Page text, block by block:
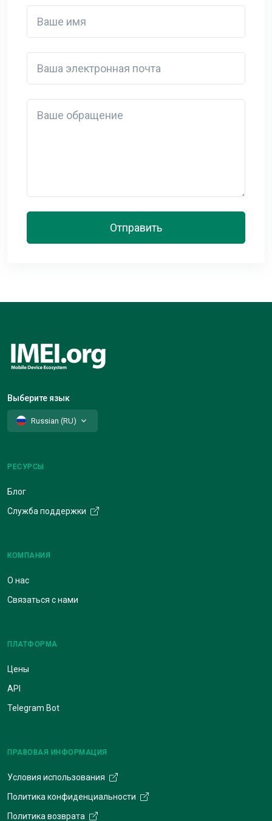
Отправить
Выберите язык
Russian (RU)
РЕСУРСЫ
Блог
Служба поддержки
КОМПАНИЯ
О нас
Связаться с нами
ПЛАТФОРМА
Цены
API
Telegram Bot
ПРАВОВАЯ ИНФОРМАЦИЯ
Условия использования
Политика конфиденциальности
Политика возврата